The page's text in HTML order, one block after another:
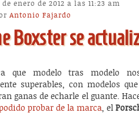
Boxster se
de enero de 2012 a las 11:23 am
Antonio Fajardo
que modelo tras modelo
superables, con modelos
ganas de echarle el guante.
probar de la marca, el